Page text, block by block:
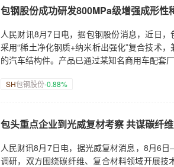
包钢股份成功研发800MPa级增强成形性
人民财讯8月7日电，据包钢股份消息，近日
采用“稀土净化钢质+纳米析出强化”复合技术
的汽车结构件。产品已通过某知名商用车配套
SH包钢股份-0.88%
包头重点企业到光威复材考察 共谋碳纤
人民财讯8月7日电，据光威复材消息，8月6
调研，双方围绕碳纤维、复合材料领域开展